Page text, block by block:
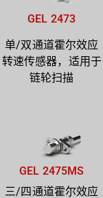
GEL 2473
单/双通道霍尔效应
转速传感器，适用于
链轮扫描
GEL 2475MS
三/四通道霍尔效应